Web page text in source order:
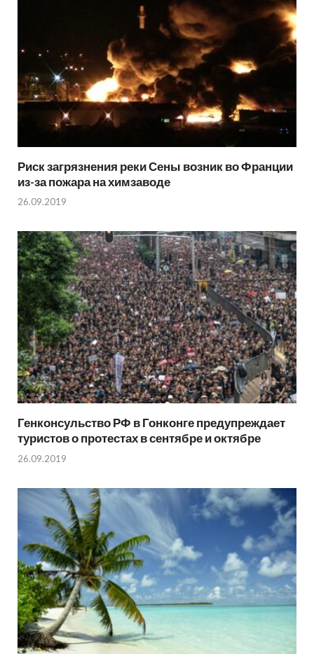
Риск загрязнения реки Сены возник во Франции
из-за пожара на химзаводе
26.09.2019
Генконсульство РФ в Гонконге предупреждает
туристов о протестах в сентябре и октябре
26.09.2019